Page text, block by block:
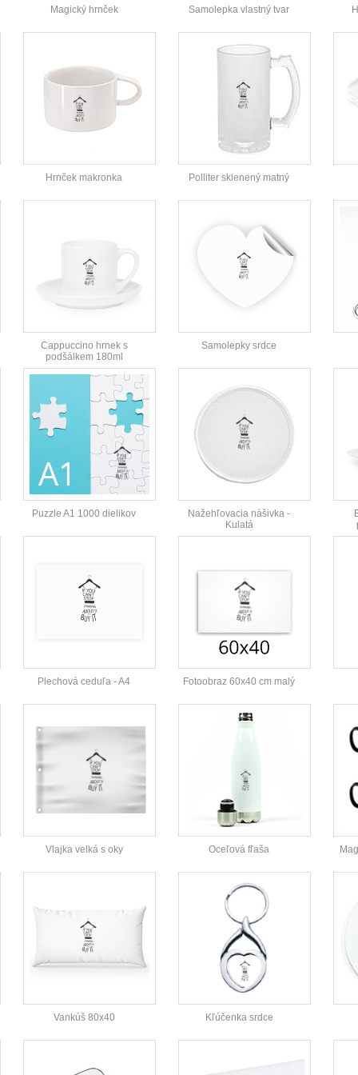
Magický hrnček Samolepka vlastný tvar
Hrnček makronka Polliter sklenený matný
Cappuccino hrnek s
podšálkem 180ml
Samolepky srdce
Puzzle A1 1000 dielikov
Nažehľovacia nášivka -
Kulatá
Plechová ceduľa - A4 Fotoobraz 60x40 cm malý
Vlajka velká s oky Oceľová fľaša
Vankúš 80x40 Kľúčenka srdce